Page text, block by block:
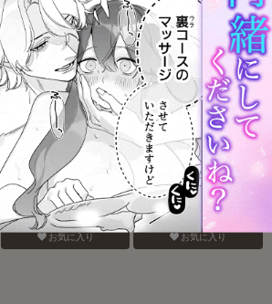
現実は、×××よりきもちい
お気に入り
call My HERO
お気に入り